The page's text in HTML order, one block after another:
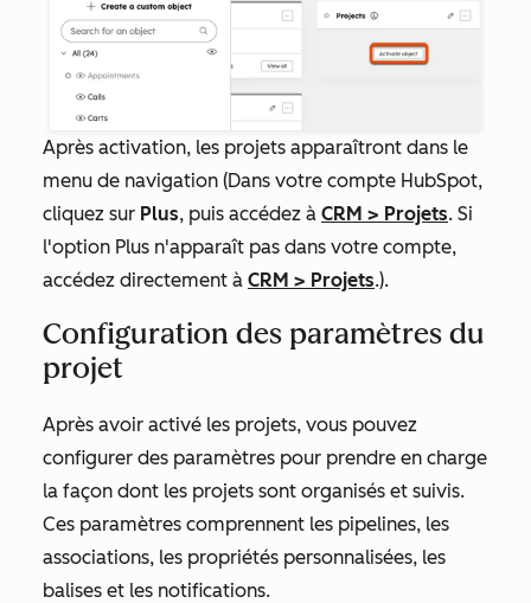
Après activation, les projets apparaîtront dans le
menu de navigation (Dans votre compte HubSpot,
cliquez sur Plus, puis accédez à CRM > Projets. Si
l'option Plus n'apparaît pas dans votre compte,
accédez directement à CRM > Projets.).
Configuration des paramètres du
projet
Après avoir activé les projets, vous pouvez
configurer des paramètres pour prendre en charge
la façon dont les projets sont organisés et suivis.
Ces paramètres comprennent les pipelines, les
associations, les propriétés personnalisées, les
balises et les notifications.